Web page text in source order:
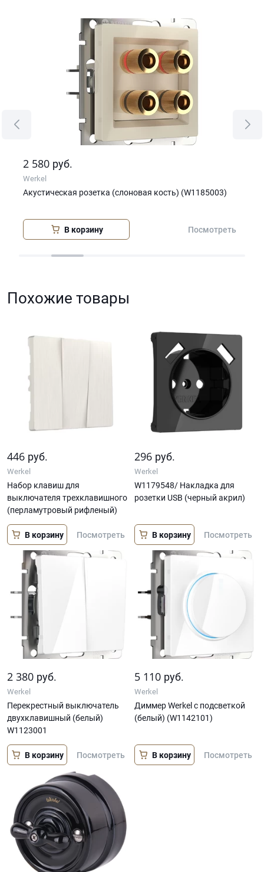
2 580 руб.
Werkel
Акустическая розетка (слоновая кость) (W1185003)
В корзину Посмотреть
Похожие товары
446 руб.
Werkel
Набор клавиш для
выключателя трехклавишного
(перламутровый рифленый)
В корзину Посмотреть
296 руб.
Werkel
W1179548/ Накладка для
розетки USB (черный акрил)
В корзину Посмотреть
2 380 руб.
Werkel
Перекрестный выключатель
двухклавишный (белый)
W1123001
В корзину Посмотреть
5 110 руб.
Werkel
Диммер Werkel с подсветкой
(белый) (W1142101)
В корзину Посмотреть